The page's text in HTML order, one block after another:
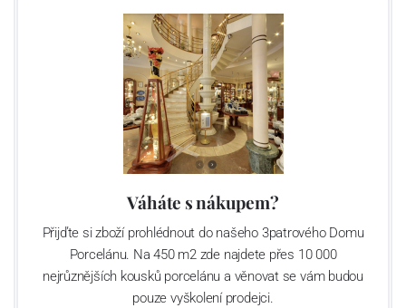
Váháte s nákupem?
Přijďte si zboží prohlédnout do našeho 3patrového Domu
Porcelánu. Na 450 m2 zde najdete přes 10 000
nejrůznějších kousků porcelánu a věnovat se vám budou
pouze vyškolení prodejci.